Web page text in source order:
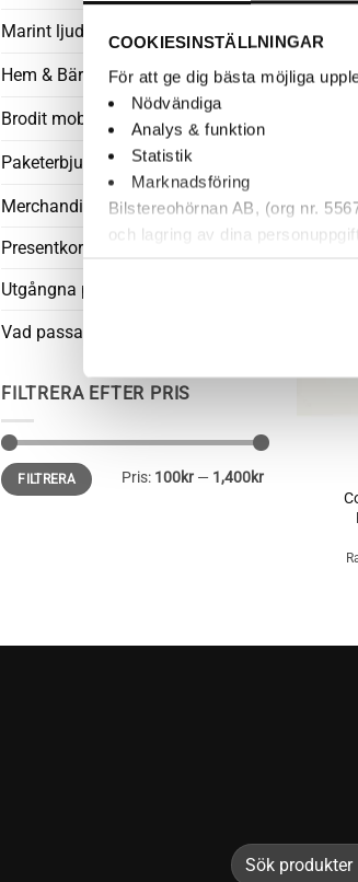
COOKIESINSTÄLLNINGAR
För att ge dig bästa möjliga
Nödvändiga
Analys & funktion
Statistik
Marknadsföring
Bilstereohörnan AB, (org nr.
och lagring av dina
Marint ljud
Hem & Bärbart
Brodit mobiltillbehör
Paketerbjudanden
Merchandise
Presentkort
Utgångna produkter
Vad passar i min bil
FILTRERA EFTER PRIS
Min
pris
Max
prisFILTRERA Pris: 100kr — 1,400kr
Sök